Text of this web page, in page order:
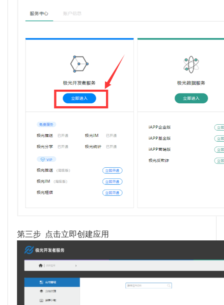
第三步 点击立即创建应用